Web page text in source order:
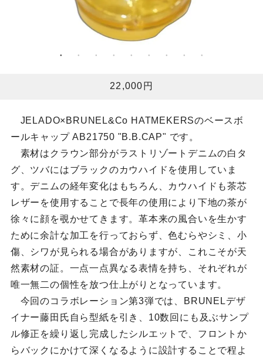
22,000円
JELADO×BRUNEL&Co HATMEKERSのベースボ
ールキャップ AB21750 "B.B.CAP" です。
素材はクラウン部分がラストリゾートデニムの白タ
グ、ツバにはブラックのカウハイドを使用していま
す。デニムの経年変化はもちろん、カウハイドも茶芯
レザーを使用することで長年の使用により下地の茶が
徐々に顔を覗かせてきます。革本来の風合いを生かす
ために余計な加工を行っておらず、色むらやシミ、小
傷、シワが見られる場合がありますが、これこそが天
然素材の証。一点一点異なる表情を持ち、それぞれが
唯一無二の個性を放つ仕上がりとなっています。
今回のコラボレーション第3弾では、BRUNELデザ
イナー藤田氏自ら型紙を引き、10数回にも及ぶサンプ
ル修正を繰り返し完成したシルエットで、フロントか
らバックにかけて深くなるように設計することで程よ